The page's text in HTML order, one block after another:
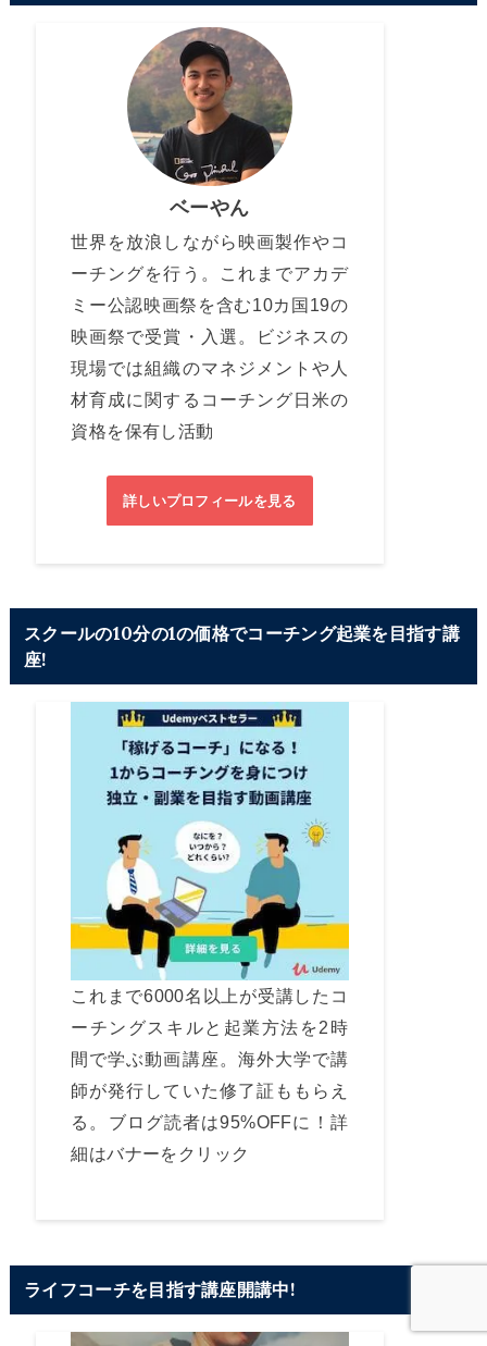
ベーやん
世界を放浪しながら映画製作やコ
ーチングを行う。これまでアカデ
ミー公認映画祭を含む10カ国19の
映画祭で受賞・入選。ビジネスの
現場では組織のマネジメントや人
材育成に関するコーチング日米の
資格を保有し活動
詳しいプロフィールを見る
スクールの10分の1の価格でコーチング起業を目指す講
座!
これまで6000名以上が受講したコ
ーチングスキルと起業方法を2時
間で学ぶ動画講座。海外大学で講
師が発行していた修了証ももらえ
る。ブログ読者は95%OFFに！詳
細はバナーをクリック
ライフコーチを目指す講座開講中!